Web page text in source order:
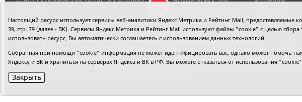
районов ТО
RSS поток
Главный редактор Рябков А.В. Редакция: 625002, Тюмень, Осипенко, 81,
Адрес для писем: 625000, Россия, Тюмень, Почтамт, а/я 371. Для пресс-
Регистрация СМИ: Сетевое издание «Интернет-газета «Тюменская область
службой по надзору в сфере связи, информационных технологий и массовых
«Тюменская область сегодня».
Настоящий ресурс использует сервисы веб-аналитики Яндекс Метрика и Рейтинг Mail,
39, стр. 79 (далее - ВК). Сервисы Яндекс Метрика и Рейтинг Mail используют файлы "cookie" с целью
использовать ресурс, Вы автоматически соглашаетесь с использованием данных технологий.
Собранная при помощи "cookie" информация не может идентифицировать вас, однако может помочь
Яндексу и ВК и храниться на серверах Яндекса и ВК в РФ. Вы можете отказаться от использования
Закрыть